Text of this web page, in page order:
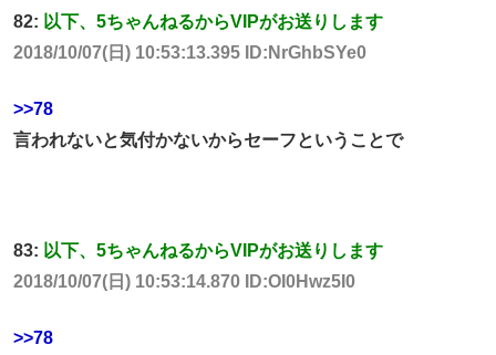
82: 以下、5ちゃんねるからVIPがお送りします
2018/10/07(日) 10:53:13.395 ID:NrGhbSYe0
>>78
言われないと気付かないからセーフということで
83: 以下、5ちゃんねるからVIPがお送りします
2018/10/07(日) 10:53:14.870 ID:OI0Hwz5I0
>>78